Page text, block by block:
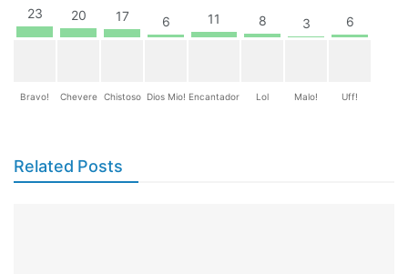
23
Bravo!
20
Chevere
17
Chistoso
6
Dios Mio!
11
Encantador
8
Lol
3
Malo!
6
Uff!
Related Posts